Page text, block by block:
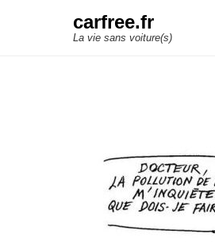
carfree.fr
La vie sans voiture(s)